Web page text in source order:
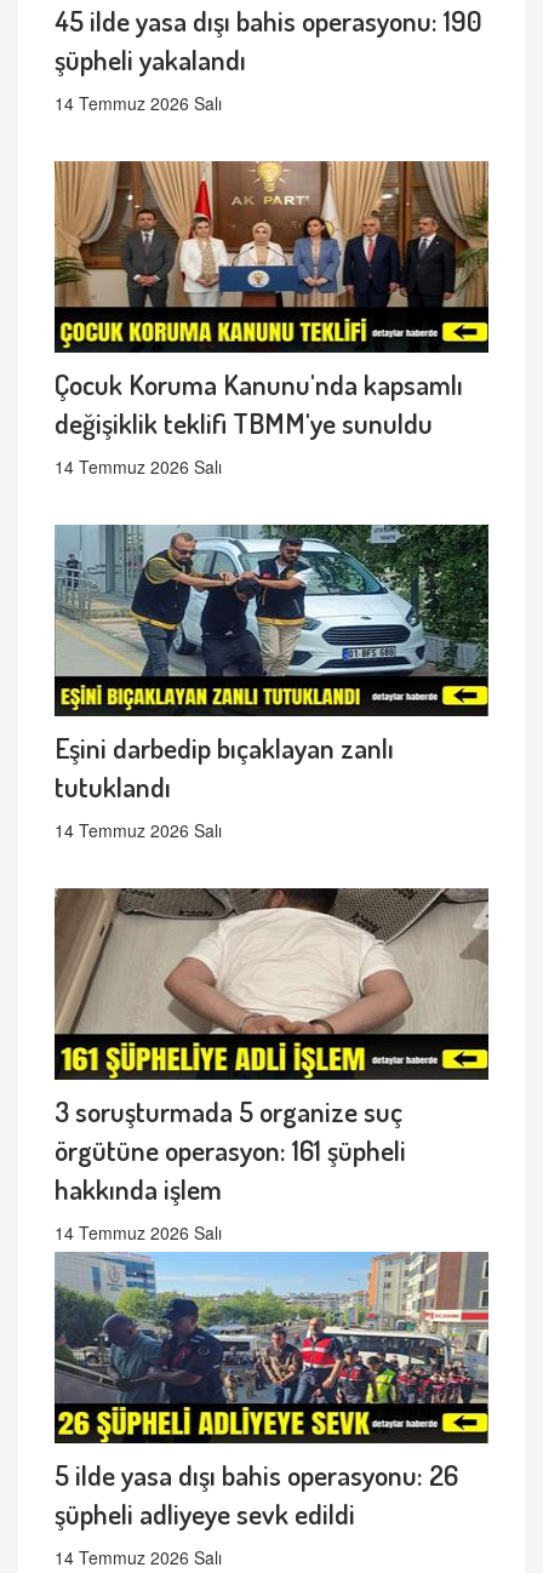
45 ilde yasa dışı bahis operasyonu: 190
şüpheli yakalandı
14 Temmuz 2026 Salı
Çocuk Koruma Kanunu'nda kapsamlı
değişiklik teklifi TBMM'ye sunuldu
14 Temmuz 2026 Salı
Eşini darbedip bıçaklayan zanlı
tutuklandı
14 Temmuz 2026 Salı
3 soruşturmada 5 organize suç
örgütüne operasyon: 161 şüpheli
hakkında işlem
14 Temmuz 2026 Salı
5 ilde yasa dışı bahis operasyonu: 26
şüpheli adliyeye sevk edildi
14 Temmuz 2026 Salı